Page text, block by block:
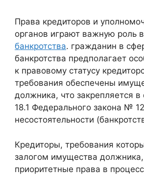
Права кредиторов и
органов играют важную роль
банкротства. гражданин в
банкротства предполагает
к правовому статусу
требования обеспечены
должника, что закрепляется в
18.1 Федерального закона №
несостоятельности
Кредиторы, требования
залогом имущества
приоритетные права в